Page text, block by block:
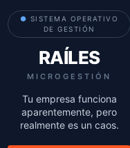
● SISTEMA OPERATIVO
DE GESTIÓN
RAÍLES
MICROGESTIÓN
Tu empresa funciona
aparentemente, pero
realmente es un caos.